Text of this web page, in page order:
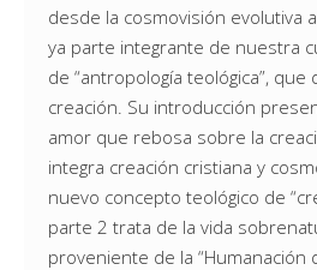
desde la cosmovisión evolutiva
ya parte integrante de nuestra
de “antropología teológica”,
creación. Su introducción
amor que rebosa sobre la
integra creación cristiana y
nuevo concepto teológico de
parte 2 trata de la vida
proveniente de la “Humanación